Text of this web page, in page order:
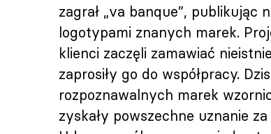
zagrał „va banque”,
logotypami znanych marek.
klienci zaczęli zamawiać
zaprosiły go do współpracy.
rozpoznawalnych marek
zyskały powszechne uznanie